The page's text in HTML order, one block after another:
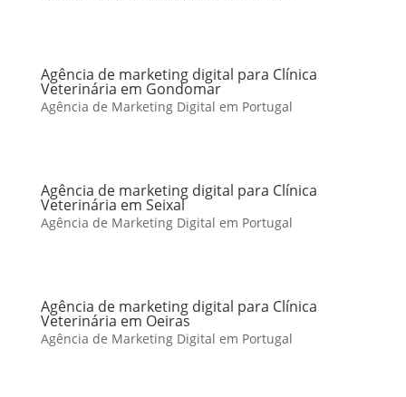
Agência de marketing digital para Clínica
Veterinária em Gondomar
Agência de Marketing Digital em Portugal
Agência de marketing digital para Clínica
Veterinária em Seixal
Agência de Marketing Digital em Portugal
Agência de marketing digital para Clínica
Veterinária em Oeiras
Agência de Marketing Digital em Portugal